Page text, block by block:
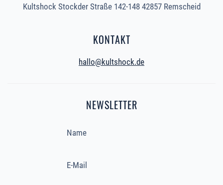
Kultshock Stockder Straße 142-148 42857 Remscheid
KONTAKT
hallo@kultshock.de
NEWSLETTER